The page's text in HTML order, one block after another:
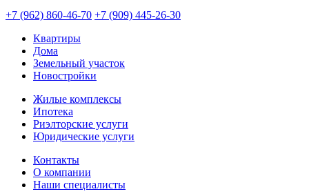
+7 (962) 860-46-70 +7 (909) 445-26-30
Квартиры
Дома
Земельный участок
Новостройки
Жилые комплексы
Ипотека
Риэлторские услуги
Юридические услуги
Контакты
О компании
Наши специалисты